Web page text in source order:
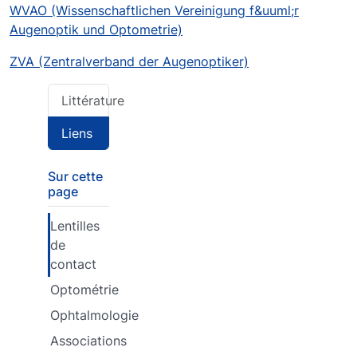
WVAO (Wissenschaftlichen Vereinigung f&uuml;r
Augenoptik und Optometrie)
ZVA (Zentralverband der Augenoptiker)
Littérature
Liens
Sur cette
page
Lentilles
de
contact
Optométrie
Ophtalmologie
Associations